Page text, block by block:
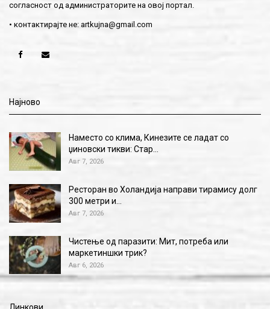
согласност од администраторите на овој портал.
• контактирајте не: artkujna@gmail.com
Најново
Наместо со клима, Кинезите се ладат со
џиновски тикви: Стар…
Авг 7, 2026
Ресторан во Холандија направи тирамису долг
300 метри и…
Авг 7, 2026
Чистење од паразити: Мит, потреба или
маркетиншки трик?
Авг 6, 2026
Линкови